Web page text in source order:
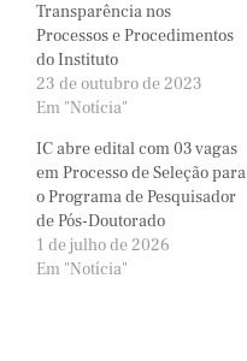
Transparência nos
Processos e Procedimentos
do Instituto
23 de outubro de 2023
Em "Notícia"
IC abre edital com 03 vagas
em Processo de Seleção para
o Programa de Pesquisador
de Pós-Doutorado
1 de julho de 2026
Em "Notícia"